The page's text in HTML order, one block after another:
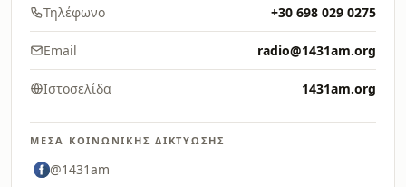
Τηλέφωνο +30 698 029 0275
Email radio@1431am.org
Ιστοσελίδα 1431am.org
ΜΈΣΑ ΚΟΙΝΩΝΙΚΉΣ ΔΙΚΤΎΩΣΗΣ
@1431am